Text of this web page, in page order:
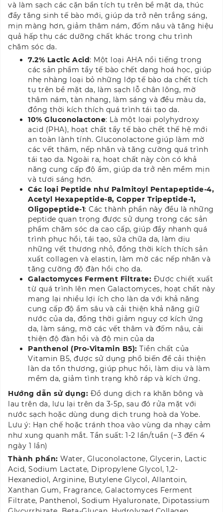
và làm sạch các cặn bẩn tích tụ trên bề mặt da, thúc
đẩy tăng sinh tế bào mới, giúp da trở nên trắng sáng,
mịn màng hơn, giảm thâm nám, đốm nâu và tăng hiệu
quả hấp thụ các dưỡng chất khác trong chu trình
chăm sóc da.
7.2% Lactic Acid: Một loại AHA nổi tiếng trong
các sản phẩm tẩy tế bào chết dạng hoá học, giúp
nhẹ nhàng loại bỏ những lớp tế bào da chết tích
tụ trên bề mặt da, làm sạch lỗ chân lông, mờ
thâm nám, tàn nhang, làm sáng và đều màu da,
đồng thời kích thích quá trình tái tạo da.
10% Gluconolactone: Là một loại polyhydroxy
acid (PHA), hoạt chất tẩy tế bào chết thế hệ mới
an toàn lành tính. Gluconolactone giúp làm mờ
các vết thâm, nếp nhăn và tăng cường quá trình
tái tạo da. Ngoài ra, hoạt chất này còn có khả
năng cung cấp độ ẩm, giúp da trở nên mềm mịn
và tươi sáng hơn.
Các loại Peptide như Palmitoyl Pentapeptide-4,
Acetyl Hexapeptide-8, Copper Tripeptide-1,
Oligopeptide-1: Các thành phần này đều là những
peptide quan trọng được sử dụng trong các sản
phẩm chăm sóc da cao cấp, giúp đẩy nhanh quá
trình phục hồi, tái tạo, sửa chữa da, làm dịu
những vết thương nhỏ, đồng thời kích thích sản
xuất collagen và elastin, làm mờ các nếp nhăn và
tăng cường độ đàn hồi cho da.
Galactomyces Ferment Filtrate: Được chiết xuất
từ quá trình lên men Galactomyces, hoạt chất này
mang lại nhiều lợi ích cho làn da với khả năng
cung cấp độ ẩm sâu và cải thiện khả năng giữ
nước của da, đồng thời giảm nguy cơ kích ứng
da, làm sáng, mờ các vết thâm và đốm nâu, cải
thiện độ đàn hồi và độ mịn của da
Panthenol (Pro-Vitamin B5): Tiền chất của
Vitamin B5, được sử dụng phổ biến để cải thiện
làn da tổn thương, giúp phục hồi, làm dịu và làm
mềm da, giảm tình trạng khô ráp và kích ứng.
Hướng dẫn sử dụng: Đổ dung dịch ra khăn bông và
lau trên da, lưu lại trên da 3-5p, sau đó rửa mặt với
nước sạch hoặc dùng dung dịch trung hoà da Yobe.
Lưu ý: Hạn chế hoặc tránh thoa vào vùng da nhạy cảm
như xung quanh mắt. Tần suất: 1-2 lần/tuần (~3 đến 4
ngày 1 lần)
Thành phần: Water, Gluconolactone, Glycerin, Lactic
Acid, Sodium Lactate, Dipropylene Glycol, 1,2-
Hexanediol, Arginine, Butylene Glycol, Allantoin,
Xanthan Gum, Fragrance, Galactomyces Ferment
Filtrate, Panthenol, Sodium Hyaluronate, Dipotassium